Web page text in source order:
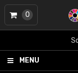
MENU
0